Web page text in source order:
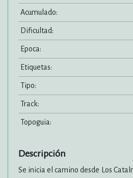
Acumulado:
Dificultad:
Epoca:
Etiquetas:
Tipo:
Track:
Topoguia:
Descripción
Se inicia el camino desde Los